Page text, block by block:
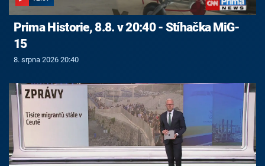
Prima Historie, 8.8. v 20:40 - Stíhačka MiG-
15
8. srpna 2026 20:40